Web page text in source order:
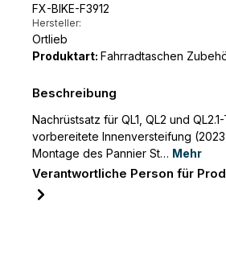
FX-BIKE-F3912
Hersteller:
Ortlieb
Produktart: Fahrradtaschen
Beschreibung
Nachrüstsatz für QL1, QL2 und
vorbereitete Innenversteifung
Montage des Pannier St… Mehr
Verantwortliche Person für